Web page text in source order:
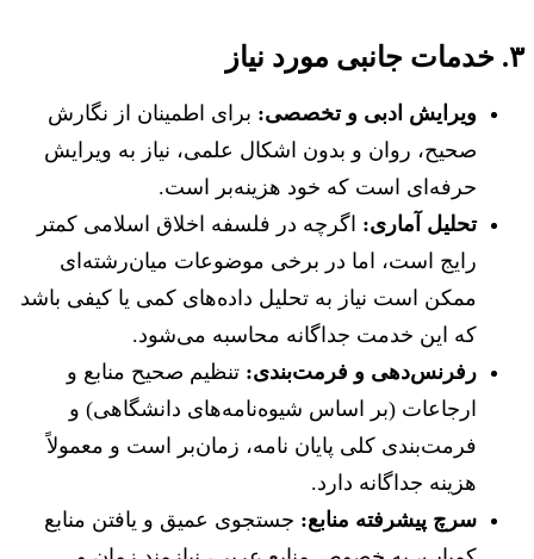
۳. خدمات جانبی مورد نیاز
ویرایش ادبی و تخصصی: برای اطمینان از نگارش
صحیح، روان و بدون اشکال علمی، نیاز به ویرایش
حرفه‌ای است که خود هزینه‌بر است.
تحلیل آماری: اگرچه در فلسفه اخلاق اسلامی کمتر
رایج است، اما در برخی موضوعات میان‌رشته‌ای
ممکن است نیاز به تحلیل داده‌های کمی یا کیفی باشد
که این خدمت جداگانه محاسبه می‌شود.
رفرنس‌دهی و فرمت‌بندی: تنظیم صحیح منابع و
ارجاعات (بر اساس شیوه‌نامه‌های دانشگاهی) و
فرمت‌بندی کلی پایان نامه، زمان‌بر است و معمولاً
هزینه جداگانه دارد.
سرچ پیشرفته منابع: جستجوی عمیق و یافتن منابع